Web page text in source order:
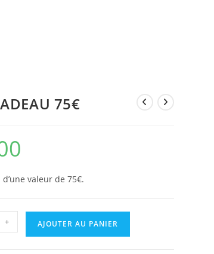
75€
valeur de 75€.
+ AJOUTER AU PANIER